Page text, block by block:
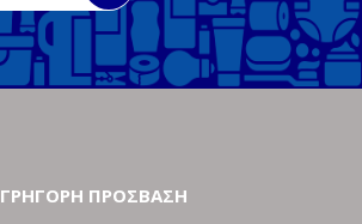
ΓΡΗΓΟΡΗ ΠΡΟΣΒΑΣΗ